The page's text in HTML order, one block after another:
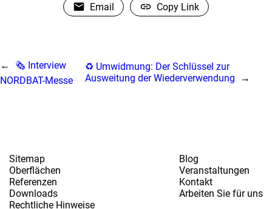
Email Copy Link
←
🗞️ Interview
NORDBAT-Messe
♻️ Umwidmung: Der Schlüssel zur
Ausweitung der Wiederverwendung
→
Sitemap
Oberflächen
Referenzen
Downloads
Blog
Veranstaltungen
Kontakt
Arbeiten Sie für uns
Rechtliche Hinweise